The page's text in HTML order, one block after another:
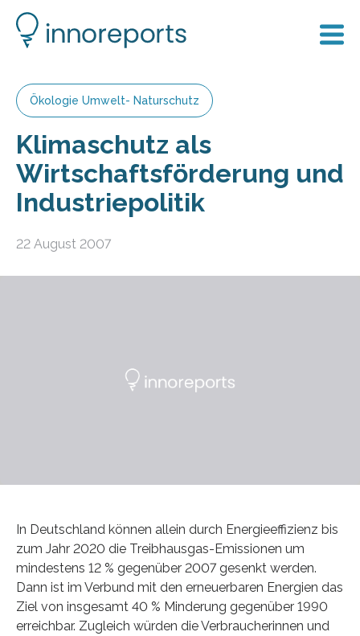
Ökologie Umwelt- Naturschutz
Klimaschutz als
Wirtschaftsförderung und
Industriepolitik
22 August 2007
In Deutschland können allein durch Energieeffizienz bis
zum Jahr 2020 die Treibhausgas-Emissionen um
mindestens 12 % gegenüber 2007 gesenkt werden.
Dann ist im Verbund mit den erneuerbaren Energien das
Ziel von insgesamt 40 % Minderung gegenüber 1990
erreichbar. Zugleich würden die Verbraucherinnen und